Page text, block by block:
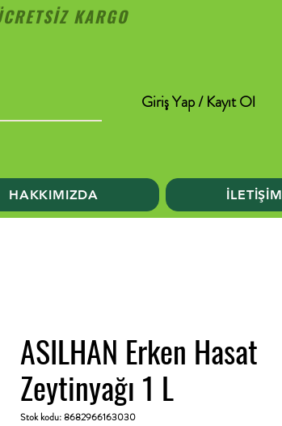
HAKKIMIZDA İLETİŞİM
Giriş Yap / Kayıt Ol
KARGO
ASILHAN Erken Hasat
Zeytinyağı 1 L
Stok kodu: 8682966163030